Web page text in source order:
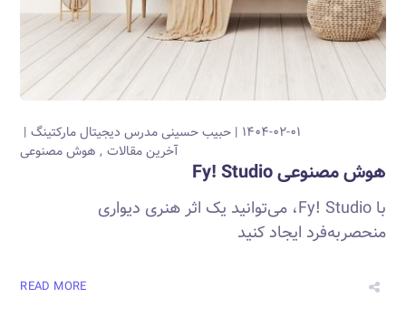
۱۴۰۴-۰۲-۰۱ حبیب حسینیمدرس دیجیتال مارکتینگ
آخرین مقالات
هوش مصنوعی
هوش مصنوعی Fy! Studio
با Fy! Studio، می‌توانید یک اثر هنری دیواری
منحصربه‌فرد ایجاد کنید
READ MORE